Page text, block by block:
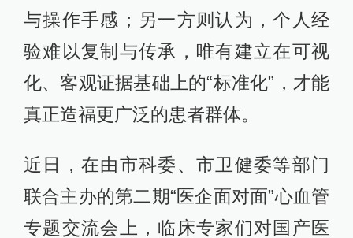
与操作手感；另一方则认为，个人经
验难以复制与传承，唯有建立在可视
化、客观证据基础上的“标准化”，才能
真正造福更广泛的患者群体。
近日，在由市科委、市卫健委等部门
联合主办的第二期“医企面对面”心血管
专题交流会上，临床专家们对国产医